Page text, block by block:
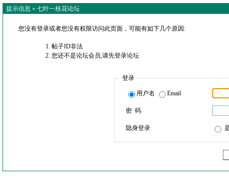
提示信息 » 七叶一枝花论坛
您没有登录或者您没有权限访问此页面，可能有如下几个原因:
帖子ID非法
您还不是论坛会员,请先登录论坛
登录
用户名 Email
密 码
隐身登录